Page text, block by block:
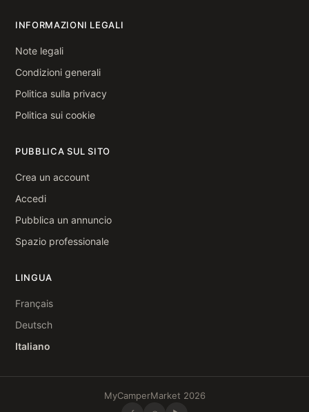
INFORMAZIONI LEGALI
Note legali
Condizioni generali
Politica sulla privacy
Politica sui cookie
PUBBLICA SUL SITO
Crea un account
Accedi
Pubblica un annuncio
Spazio professionale
LINGUA
Français
Deutsch
Italiano
MyCamperMarket 2026